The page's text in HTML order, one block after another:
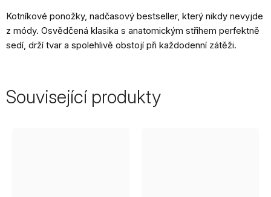
Kotníkové ponožky, nadčasový bestseller, který nikdy nevyjde
z módy. Osvědčená klasika s anatomickým střihem perfektně
sedí, drží tvar a spolehlivě obstojí při každodenní zátěži.
Související produkty